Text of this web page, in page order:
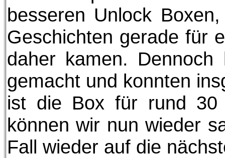
besseren Unlock
Geschichten gerade für
daher kamen.
gemacht und konnten
ist die Box für rund 30
können wir nun wieder
Fall wieder auf die